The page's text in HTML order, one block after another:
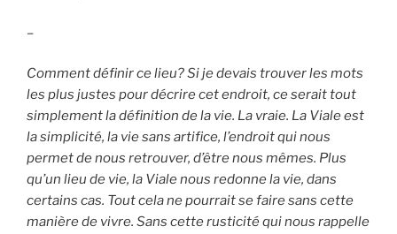
–
Comment définir ce lieu? Si je devais trouver les mots
les plus justes pour décrire cet endroit, ce serait tout
simplement la définition de la vie. La vraie. La Viale est
la simplicité, la vie sans artifice, l’endroit qui nous
permet de nous retrouver, d’être nous mêmes. Plus
qu’un lieu de vie, la Viale nous redonne la vie, dans
certains cas. Tout cela ne pourrait se faire sans cette
manière de vivre. Sans cette rusticité qui nous rappelle